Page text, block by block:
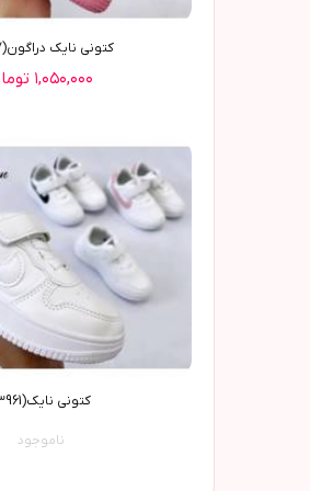
کتوني نايک دراگون(9427)
۱,۰۵۰,۰۰۰ تومان
کتونی نایک(3961)
ناموجود